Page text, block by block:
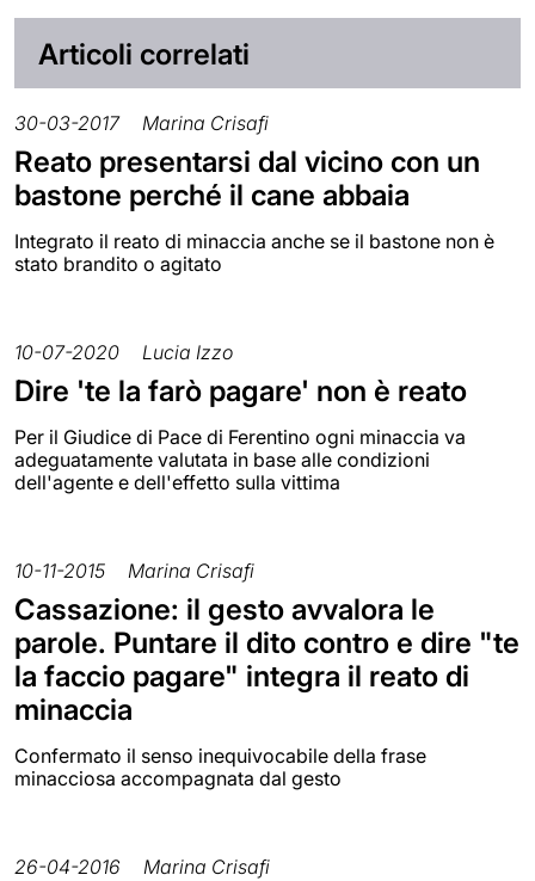
Articoli correlati
30-03-2017 Marina Crisafi
Reato presentarsi dal vicino con un
bastone perché il cane abbaia
Integrato il reato di minaccia anche se il bastone non è
stato brandito o agitato
10-07-2020 Lucia Izzo
Dire 'te la farò pagare' non è reato
Per il Giudice di Pace di Ferentino ogni minaccia va
adeguatamente valutata in base alle condizioni
dell'agente e dell'effetto sulla vittima
10-11-2015 Marina Crisafi
Cassazione: il gesto avvalora le
parole. Puntare il dito contro e dire "te
la faccio pagare" integra il reato di
minaccia
Confermato il senso inequivocabile della frase
minacciosa accompagnata dal gesto
26-04-2016 Marina Crisafi